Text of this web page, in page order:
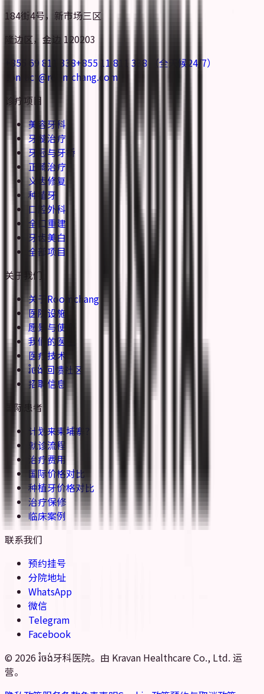
184街4号，新市场三区
隆边区，金边 120203
+855 69 811 338+855 11 811 338
（全天候24/7）
contact@roomchang.com
诊疗项目
美容牙科
牙髓治疗
牙冠与牙桥
正畸治疗
义齿修复
种植牙
口腔外科
全口重建
牙齿美白
全部项目
关于我们
关于Roomchang
医院设施
愿景与使命
我们的医生
医疗技术
រំចង់ 回馈社区
招聘信息
国际患者
计划来柬埔寨？
就诊流程
治疗费用
国际价格对比
种植牙价格对比
治疗保修
临床案例
联系我们
预约挂号
分院地址
WhatsApp
微信
Telegram
Facebook
© 2026 រំចង់牙科医院。由 Kravan Healthcare Co., Ltd. 运
营。